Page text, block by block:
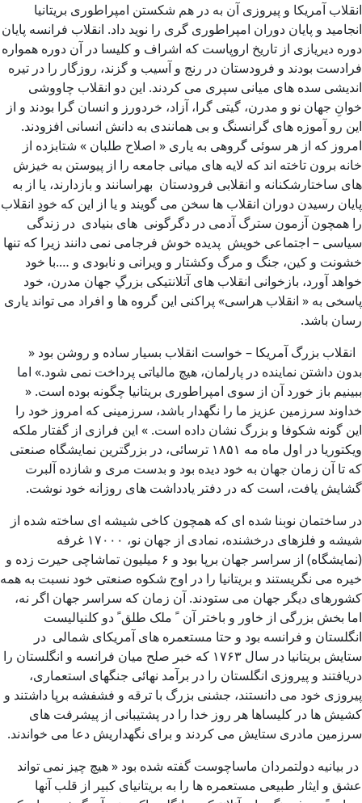
انقلاب آمریکا و پیروزی آن به در هم شکستن امپراطوری بریتانیا
انجامید و پایان دوران امپراطوری گری را نوید داد. انقلاب فرانسه پایان
دوره دیریازی از تاریخ اروپاست که اشراف و کلیسا در آن دوره همواره
فرادست بودند و فرودستان در رنج و آسیب و گزند، روزگار را در تیره
اندیشی سده های میانی سپری می کردند. این دو انقلاب چاووشی
خوانِ جهان نو و مدرن، گیتی گرا، آزاد، خردورز و انسان گرا بودند و از
این رو آموزه های گرانسنگ و بی همانندی به دانش انسانی افزودند.
امروز که از هر سوئی گروهی به یاری « اصلاح طلبان » شتابزده از
خانه برون تاخته اند که لایه های میانی جامعه را از پیوستن به خیزش
های ساختارشکنانه و انقلابی فرودستان بهراسانند و بازدارند، یا از به
پایان رسیدن دوران انقلاب ها سخن می گویند و یا از این که خودِ انقلاب
را همچون آزمون سترگ آدمی در دگرگونی های بنیادی در زندگی
سیاسی – اجتماعی خویش پدیده خوش فرجامی نمی دانند زیرا که تنها
خشونت و کین، جنگ و مرگ وکشتار و ویرانی و نابودی و ….با خود
خواهد آورد، بازخوانی انقلاب های آتلانتیکی بزرگِ جهان مدرن، خود
پاسخی به « انقلاب هراسی» پراکنی این گروه ها و افراد می تواند یاری
رسان باشد.
انقلاب بزرگ آمریکا – خواست انقلاب بسیار ساده و روشن بود «
بدون داشتن نماینده در پارلمان، هیچ مالیاتی پرداخت نمی شود.» اما
ببینیم باز خورد آن از سوی امپراطوری بریتانیا چگونه بوده است. «
خداوند سرزمین عزیز ما را نگهدار باشد، سرزمینی که امروز خود را
این گونه شکوفا و بزرگ نشان داده است. » این فرازی از گفتار ملکه
ویکتوریا در اول ماه مه ۱۸۵۱ ترسائی، در بزرگترین نمایشگاه صنعتی
که تا آن زمان جهان به خود دیده بود و بدست مری و شازده آلبرت
گشایش یافت، است که در دفتر یادداشت های روزانه خود نوشت.
در ساختمان نوبنا شده ای که همچون کاخی شیشه ای ساخته شده از
شیشه و فلزهای درخشنده، نمادی از جهان نو، ۱۷۰۰۰ غرفه
(نمایشگاه) از سراسر جهان برپا بود و ۶ میلیون تماشاچی حیرت زده و
خیره می نگریستند و بریتانیا را در اوج شکوه صنعتی خود نسبت به همه
کشورهای دیگر جهان می ستودند. آن زمان که سراسر جهان اگر نه،
اما بخش بزرگی از خاور و باختر آن ً ملک طلق ً دو کلنیالیست
انگلستان و فرانسه بود و حتا مستعمره های آمریکای شمالی در
ستایش بریتانیا در سال ۱۷۶۳ که خبر صلح میان فرانسه و انگلستان را
دریافتند و پیروزی انگلستان را در برآمد نهائی جنگهای استعماری،
پیروزی خود می دانستند، جشنی بزرگ با ترقه و فشفشه برپا داشتند و
کشیش ها در کلیساها هر روز خدا را در پشتیبانی از پیشرفت های
سرزمین مادری ستایش می کردند و برای نگهداریش دعا می خواندند.
در بیانیه دولتمردان ماساچوست گفته شده بود « هیچ چیز نمی تواند
عشق و ایثار طبیعی مستعمره ها را به بریتانیای کبیر از قلب آنها